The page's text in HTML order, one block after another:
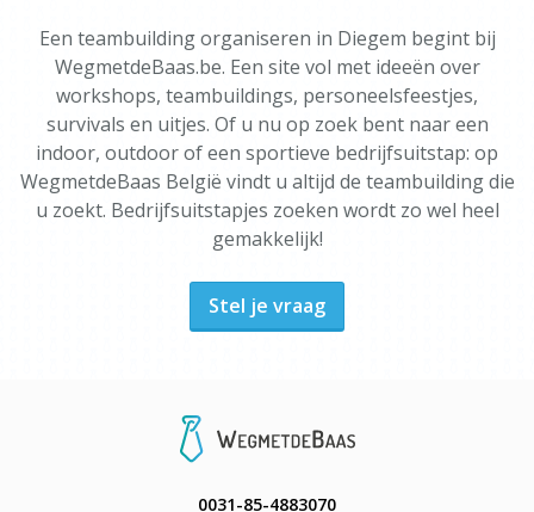
Een teambuilding organiseren in Diegem begint bij
WegmetdeBaas.be. Een site vol met ideeën over
workshops, teambuildings, personeelsfeestjes,
survivals en uitjes. Of u nu op zoek bent naar een
indoor, outdoor of een sportieve bedrijfsuitstap: op
WegmetdeBaas België vindt u altijd de teambuilding die
u zoekt. Bedrijfsuitstapjes zoeken wordt zo wel heel
gemakkelijk!
Stel je vraag
0031-85-4883070